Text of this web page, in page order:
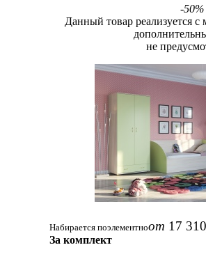
-50%
Данный товар реализуется
не
Набирается поэлементноот 17 310
За комплект